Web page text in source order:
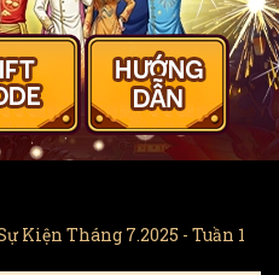
Kiện Tháng 7.2025 - Tuần 1